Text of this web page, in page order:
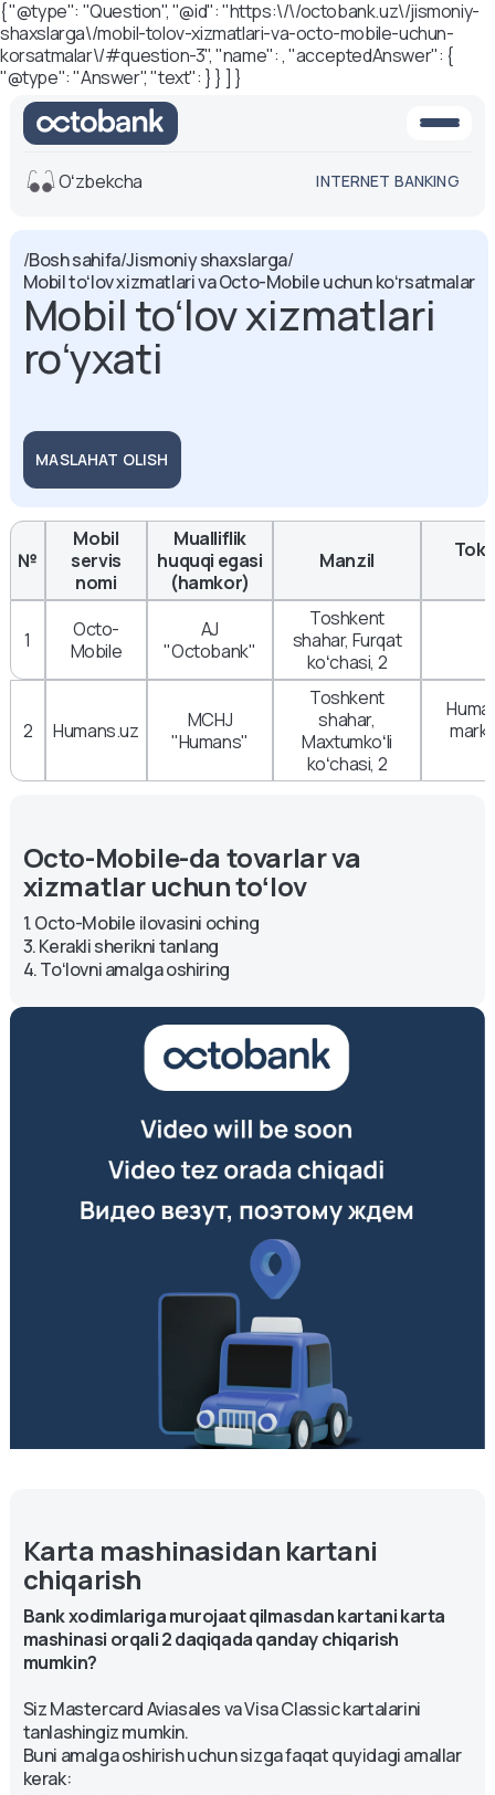
{ "@type": "Question", "@id": "https:\/\/octobank.uz\/jismoniy-
shaxslarga\/mobil-tolov-xizmatlari-va-octo-mobile-uchun-
korsatmalar\/#question-3", "name": , "acceptedAnswer": {
"@type": "Answer", "text": } } ] }
Ko'rinish
O'rta
versiya
Oq-qora
versiya
Ovoz
Matn o'lchami
Aa +
Oʻzbekcha INTERNET BANKING
/Bosh sahifa/Jismoniy shaxslarga/
Mobil toʻlov xizmatlari va Octo-Mobile uchun koʻrsatmalar
Mobil toʻlov xizmatlari
roʻyxati
MASLAHAT OLISH
№
Mobil
servis
nomi
Mualliflik
huquqi egasi
(hamkor)
Manzil
1
Octo-
Mobile
AJ
"Octobank"
Toshkent
shahar, Furqat
koʻchasi, 2
2 Humans.uz
MCHJ
"Humans"
Toshkent
shahar,
Maxtumkoʻli
koʻchasi, 2
Octo-Mobile-da tovarlar va
xizmatlar uchun toʻlov
1. Octo-Mobile ilovasini oching
3. Kerakli sherikni tanlang
4. Toʻlovni amalga oshiring
Karta mashinasidan kartani
chiqarish
Bank xodimlariga murojaat qilmasdan kartani karta
mashinasi orqali 2 daqiqada qanday chiqarish
mumkin?
Siz Mastercard Aviasales va Visa Classic kartalarini
tanlashingiz mumkin.
Buni amalga oshirish uchun sizga faqat quyidagi amallar
kerak: